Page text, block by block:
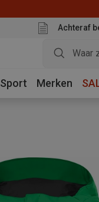
Achteraf
Sport Merken